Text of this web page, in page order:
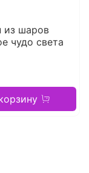
из шаров
чудо света